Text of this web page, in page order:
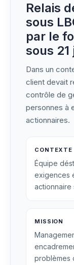
Relais
sous
par le
sous 21
Dans un
client devait
contrôle de
personnes à
actionnaires.
CONTEXTE
Équipe
exigences
actionnaire
MISSION
problèmes